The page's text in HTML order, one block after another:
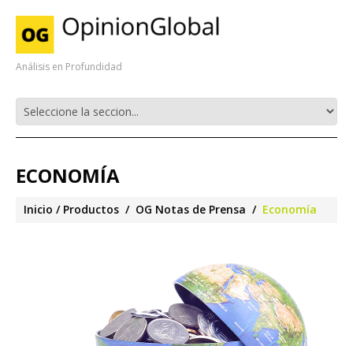
Análisis en Profundidad
ECONOMÍA
Inicio Productos OG Notas de Prensa Economía